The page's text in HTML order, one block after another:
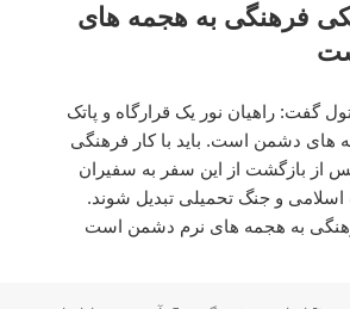
فرهنگی به هجمه های
گفت: راهیان نور یک قرارگاه و پاتک
های دشمن است. باید با کار فرهنگی
از بازگشت از این سفر به سفیران
اسلامی و جنگ تحمیلی تبدیل شوند.
به هجمه های نرم دشمن است